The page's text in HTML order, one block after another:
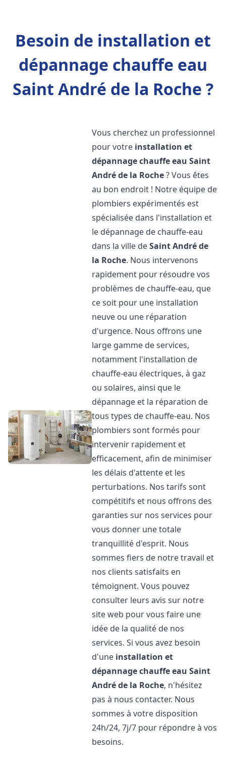
Besoin de installation et
dépannage chauffe eau
Saint André de la Roche ?
Vous cherchez un professionnel
pour votre installation et
dépannage chauffe eau Saint
André de la Roche? Vous êtes
au bon endroit ! Notre équipe de
plombiers expérimentés est
spécialisée dans l'installation et
le dépannage de chauffe-eau
dans la ville deSaint André de
la Roche. Nous intervenons
rapidement pour résoudre vos
problèmes de chauffe-eau, que
ce soit pour une installation
neuve ou une réparation
d'urgence. Nous offrons une
large gamme de services,
notamment l'installation de
chauffe-eau électriques, à gaz
ou solaires, ainsi que le
dépannage et la réparation de
tous types de chauffe-eau. Nos
plombiers sont formés pour
intervenir rapidement et
efficacement, afin de minimiser
les délais d'attente et les
perturbations. Nos tarifs sont
compétitifs et nous offrons des
garanties sur nos services pour
vous donner une totale
tranquillité d'esprit. Nous
sommes fiers de notre travail et
nos clients satisfaits en
témoignent. Vous pouvez
consulter leurs avis sur notre
site web pour vous faire une
idée de la qualité de nos
services. Si vous avez besoin
d'une installation et
dépannage chauffe eau Saint
André de la Roche, n'hésitez
pas à nous contacter. Nous
sommes à votre disposition
24h/24, 7j/7 pour répondre à vos
besoins.